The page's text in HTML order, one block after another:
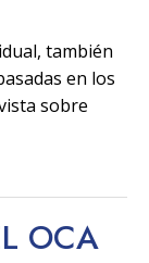
también
en los
sobre
OCA